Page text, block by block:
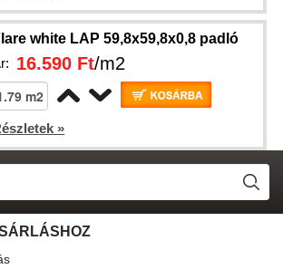
white LAP 59,8x59,8x0,8 padló
16.590 Ft/m2
»